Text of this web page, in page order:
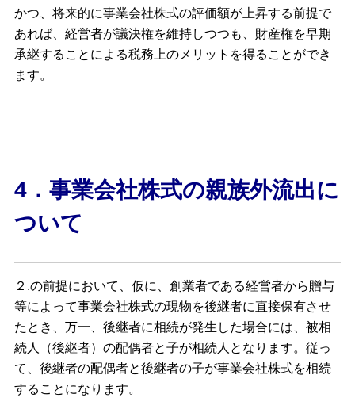
かつ、将来的に事業会社株式の評価額が上昇する前提で
あれば、経営者が議決権を維持しつつも、財産権を早期
承継することによる税務上のメリットを得ることができ
ます。
4．事業会社株式の親族外流出に
ついて
２.の前提において、仮に、創業者である経営者から贈与
等によって事業会社株式の現物を後継者に直接保有させ
たとき、万一、後継者に相続が発生した場合には、被相
続人（後継者）の配偶者と子が相続人となります。従っ
て、後継者の配偶者と後継者の子が事業会社株式を相続
することになります。